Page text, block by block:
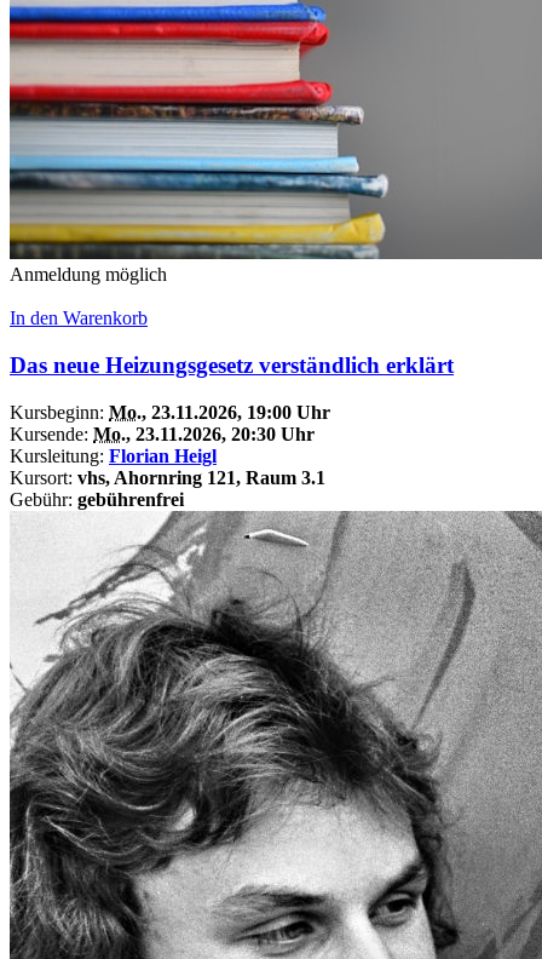
Anmeldung möglich
In den Warenkorb
Das neue Heizungsgesetz verständlich erklärt
Kursbeginn: Mo., 23.11.2026, 19:00 Uhr
Kursende: Mo., 23.11.2026, 20:30 Uhr
Kursleitung: Florian Heigl
Kursort: vhs, Ahornring 121, Raum 3.1
Gebühr: gebührenfrei